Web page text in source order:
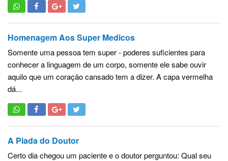
Homenagem Aos Super Medicos
Somente uma pessoa tem super - poderes suficientes para
conhecer a linguagem de um corpo, somente ele sabe ouvir
aquilo que um coração cansado tem a dizer. A capa vermelha
dá...
A Piada do Doutor
Certo dia chegou um paciente e o doutor perguntou: Qual seu